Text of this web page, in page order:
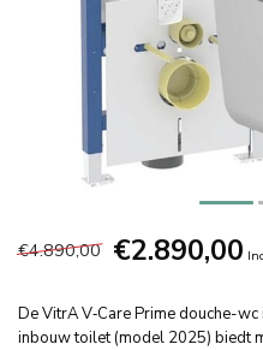
€4.890,00 €2.890,00
De VitrA V‑Care Prime douche-
inbouw toilet (model 2025) biedt